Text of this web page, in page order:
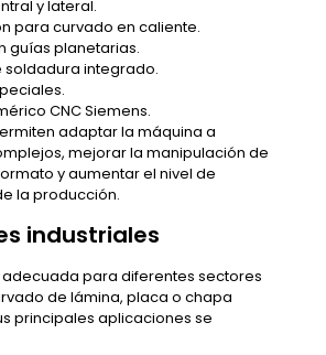
y lateral.
para curvado en caliente.
guías planetarias.
soldadura integrado.
CNC Siemens.
adaptar la máquina a
mejorar la manipulación de
y aumentar el nivel de
la producción.
industriales
adecuada para diferentes sectores
de lámina, placa o chapa
principales aplicaciones se